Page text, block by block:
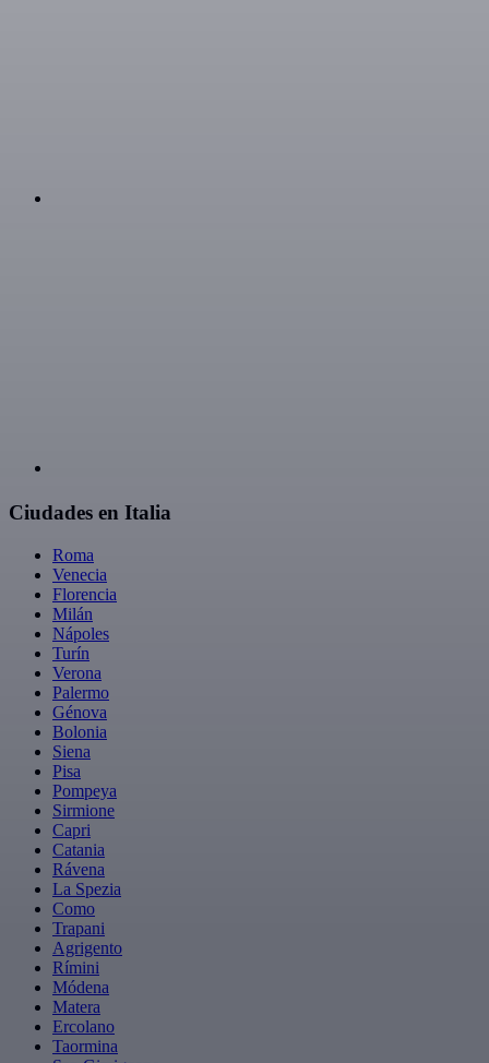
Ciudades en Italia
Roma
Venecia
Florencia
Milán
Nápoles
Turín
Verona
Palermo
Génova
Bolonia
Siena
Pisa
Pompeya
Sirmione
Capri
Catania
Rávena
La Spezia
Como
Trapani
Agrigento
Rímini
Módena
Matera
Ercolano
Taormina